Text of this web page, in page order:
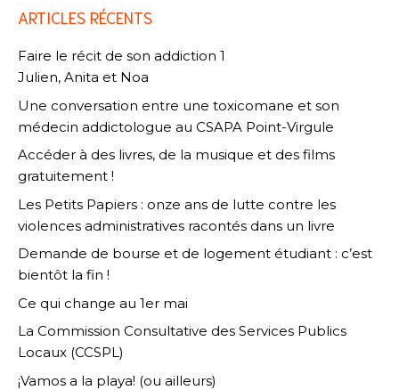
ARTICLES RÉCENTS
Faire le récit de son addiction 1
Julien, Anita et Noa
Une conversation entre une toxicomane et son
médecin addictologue au CSAPA Point-Virgule
Accéder à des livres, de la musique et des films
gratuitement !
Les Petits Papiers : onze ans de lutte contre les
violences administratives racontés dans un livre
Demande de bourse et de logement étudiant : c’est
bientôt la fin !
Ce qui change au 1er mai
La Commission Consultative des Services Publics
Locaux (CCSPL)
¡Vamos a la playa! (ou ailleurs)